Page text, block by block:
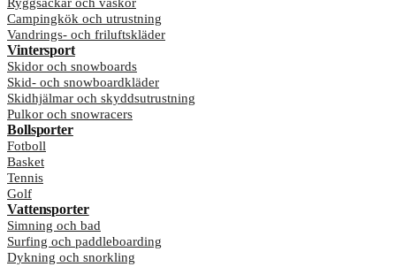
Campingkök och utrustning
Vandrings- och friluftskläder
Vintersport
Skidor och snowboards
Skid- och snowboardkläder
Skidhjälmar och skyddsutrustning
Pulkor och snowracers
Bollsporter
Fotboll
Basket
Tennis
Golf
Vattensporter
Simning och bad
Surfing och paddleboarding
Dykning och snorkling